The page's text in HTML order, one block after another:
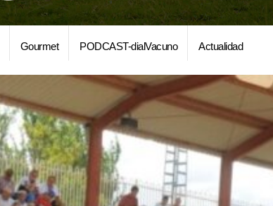
Gourmet PODCAST-dialVacuno Actualidad